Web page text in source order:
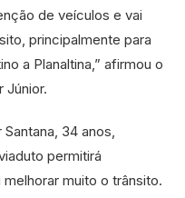
de veículos e vai
principalmente para
a Planaltina,” afirmou o
Júnior.
34 anos,
permitirá
muito o trânsito.